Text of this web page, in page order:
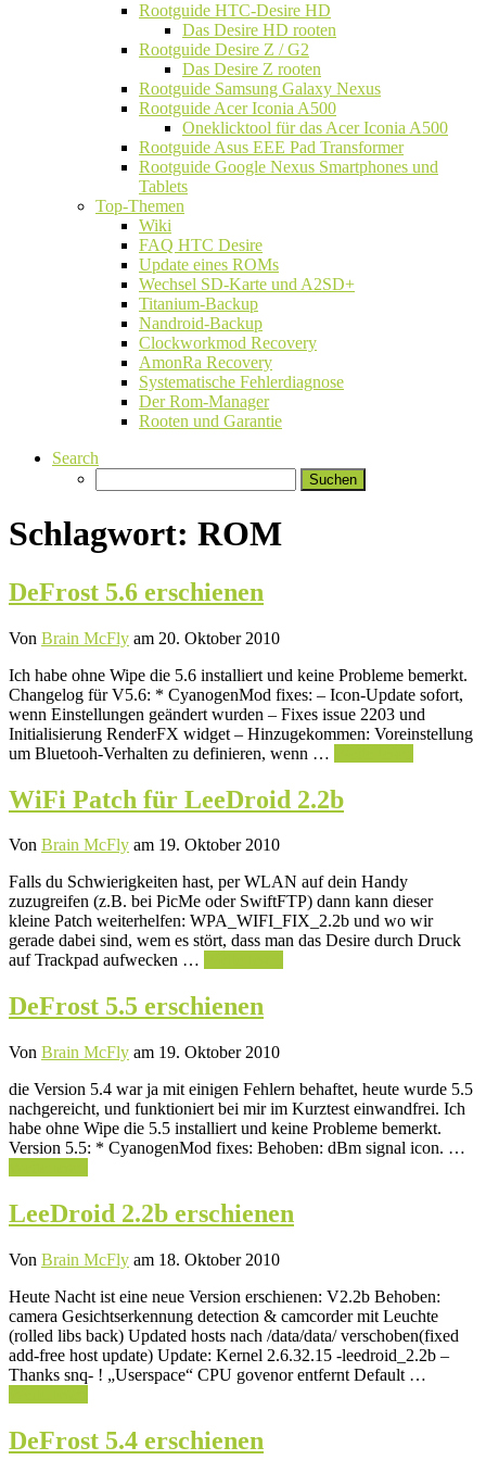
Rootguide HTC-Desire HD
Das Desire HD rooten
Rootguide Desire Z / G2
Das Desire Z rooten
Rootguide Samsung Galaxy Nexus
Rootguide Acer Iconia A500
Oneklicktool für das Acer Iconia A500
Rootguide Asus EEE Pad Transformer
Rootguide Google Nexus Smartphones und
Tablets
Top-Themen
Wiki
FAQ HTC Desire
Update eines ROMs
Wechsel SD-Karte und A2SD+
Titanium-Backup
Nandroid-Backup
Clockworkmod Recovery
AmonRa Recovery
Systematische Fehlerdiagnose
Der Rom-Manager
Rooten und Garantie
Search
nach:
Schlagwort: ROM
DeFrost 5.6 erschienen
Von Brain McFly am 20. Oktober 2010
Ich habe ohne Wipe die 5.6 installiert und keine Probleme bemerkt.
Changelog für V5.6: * CyanogenMod fixes: – Icon-Update sofort,
wenn Einstellungen geändert wurden – Fixes issue 2203 und
Initialisierung RenderFX widget – Hinzugekommen: Voreinstellung
um Bluetooh-Verhalten zu definieren, wenn …
WiFi Patch für LeeDroid 2.2b
Von Brain McFly am 19. Oktober 2010
Falls du Schwierigkeiten hast, per WLAN auf dein Handy
zuzugreifen (z.B. bei PicMe oder SwiftFTP) dann kann dieser
kleine Patch weiterhelfen: WPA_WIFI_FIX_2.2b und wo wir
gerade dabei sind, wem es stört, dass man das Desire durch Druck
auf Trackpad aufwecken …
DeFrost 5.5 erschienen
Von Brain McFly am 19. Oktober 2010
die Version 5.4 war ja mit einigen Fehlern behaftet, heute wurde 5.5
nachgereicht, und funktioniert bei mir im Kurztest einwandfrei. Ich
habe ohne Wipe die 5.5 installiert und keine Probleme bemerkt.
Version 5.5: * CyanogenMod fixes: Behoben: dBm signal icon. …
LeeDroid 2.2b erschienen
Von Brain McFly am 18. Oktober 2010
Heute Nacht ist eine neue Version erschienen: V2.2b Behoben:
camera Gesichtserkennung detection & camcorder mit Leuchte
(rolled libs back) Updated hosts nach /data/data/ verschoben(fixed
add-free host update) Update: Kernel 2.6.32.15 -leedroid_2.2b –
Thanks snq- ! „Userspace“ CPU govenor entfernt Default …
DeFrost 5.4 erschienen